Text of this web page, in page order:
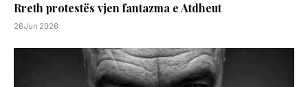
Rreth protestës vjen fantazma e Atdheut
26 Jun 2026